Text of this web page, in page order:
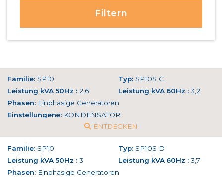
Filtern
Familie: SP10 Typ: SP10S C
Leistung kVA 50Hz : 2,6 Leistung kVA 60Hz : 3,2
Phasen: Einphasige Generatoren
Einstellungene: KONDENSATOR
ENTDECKEN
Familie: SP10 Typ: SP10S D
Leistung kVA 50Hz : 3 Leistung kVA 60Hz : 3,7
Phasen: Einphasige Generatoren